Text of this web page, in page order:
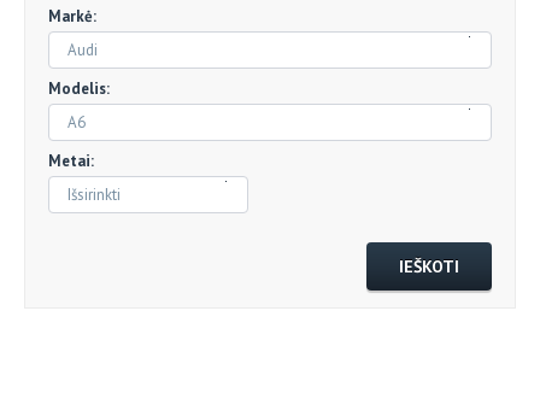
Markė:
Audi
Modelis:
A6
Metai:
Išsirinkti